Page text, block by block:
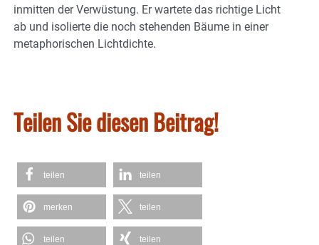
inmitten der Verwüstung. Er wartete das richtige Licht
ab und isolierte die noch stehenden Bäume in einer
metaphorischen Lichtdichte.
Teilen Sie diesen Beitrag!
teilen teilen
merken teilen
teilen teilen